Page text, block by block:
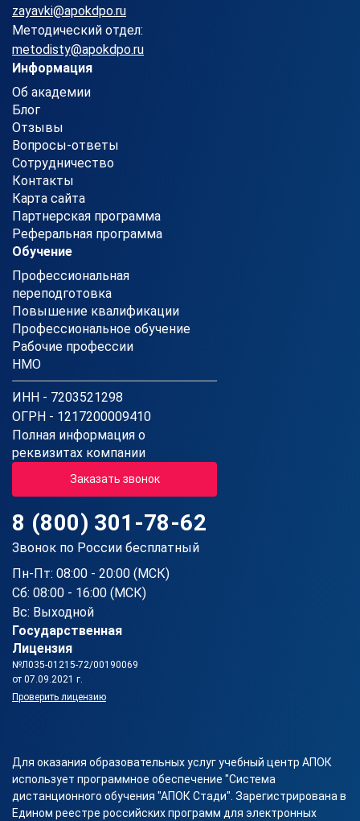
zayavki@apokdpo.ru
Методический отдел:
metodisty@apokdpo.ru
Информация
Об академии
Блог
Отзывы
Вопросы-ответы
Сотрудничество
Контакты
Карта сайта
Партнерская программа
Реферальная программа
Обучение
Профессиональная
переподготовка
Повышение квалификации
Профессиональное обучение
Рабочие профессии
НМО
ИНН - 7203521298
ОГРН - 1217200009410
Полная информация о
реквизитах компании
Заказать звонок
8 (800) 301-78-62
Звонок по России бесплатный
Пн-Пт: 08:00 - 20:00 (МСК)
Сб: 08:00 - 16:00 (МСК)
Вс: Выходной
Государственная
Лицензия
№Л035-01215-72/00190069
от 07.09.2021 г.
Проверить лицензию
Для оказания образовательных услуг учебный центр АПОК
использует программное обеспечение "Система
дистанционного обучения "АПОК Стади". Зарегистрирована в
Едином реестре российских программ для электронных